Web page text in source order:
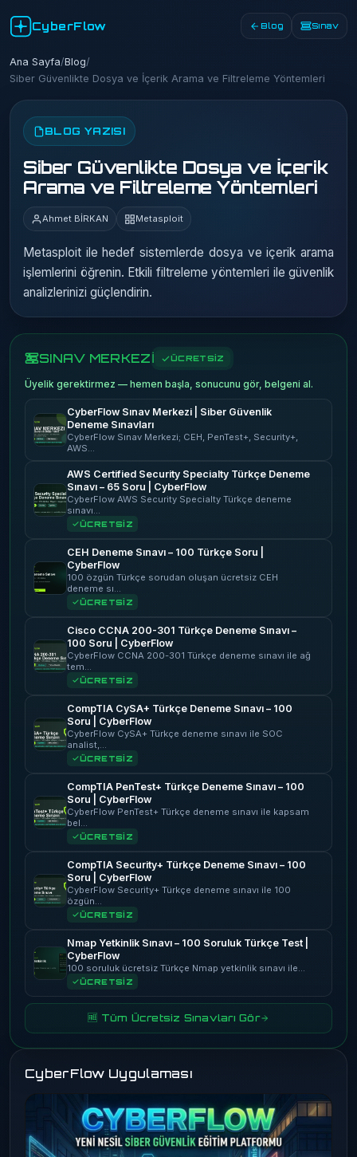
CyberFlow Blog Sınav
Ana Sayfa/Blog/
Siber Güvenlikte Dosya ve İçerik Arama ve Filtreleme Yöntemleri
BLOG YAZISI
Siber Güvenlikte Dosya ve İçerik
Arama ve Filtreleme Yöntemleri
Ahmet BİRKAN Metasploit
Metasploit ile hedef sistemlerde dosya ve içerik arama
işlemlerini öğrenin. Etkili filtreleme yöntemleri ile güvenlik
analizlerinizi güçlendirin.
SINAV MERKEZİ ÜCRETSİZ
Üyelik gerektirmez — hemen başla, sonucunu gör, belgeni al.
CyberFlow Sınav Merkezi | Siber Güvenlik
Deneme Sınavları
CyberFlow Sınav Merkezi; CEH, PenTest+, Security+,
AWS…
AWS Certified Security Specialty Türkçe Deneme
Sınavı – 65 Soru | CyberFlow
CyberFlow AWS Security Specialty Türkçe deneme
sınavı…
ÜCRETSİZ
CEH Deneme Sınavı – 100 Türkçe Soru |
CyberFlow
100 özgün Türkçe sorudan oluşan ücretsiz CEH
deneme sı…
ÜCRETSİZ
Cisco CCNA 200-301 Türkçe Deneme Sınavı –
100 Soru | CyberFlow
CyberFlow CCNA 200-301 Türkçe deneme sınavı ile ağ
tem…
ÜCRETSİZ
CompTIA CySA+ Türkçe Deneme Sınavı – 100
Soru | CyberFlow
CyberFlow CySA+ Türkçe deneme sınavı ile SOC
analist,…
ÜCRETSİZ
CompTIA PenTest+ Türkçe Deneme Sınavı – 100
Soru | CyberFlow
CyberFlow PenTest+ Türkçe deneme sınavı ile kapsam
bel…
ÜCRETSİZ
CompTIA Security+ Türkçe Deneme Sınavı – 100
Soru | CyberFlow
CyberFlow Security+ Türkçe deneme sınavı ile 100
özgün…
ÜCRETSİZ
Nmap Yetkinlik Sınavı – 100 Soruluk Türkçe Test |
CyberFlow
100 soruluk ücretsiz Türkçe Nmap yetkinlik sınavı ile…
ÜCRETSİZ
🆓 Tüm Ücretsiz Sınavları Gör
CyberFlow Uygulaması